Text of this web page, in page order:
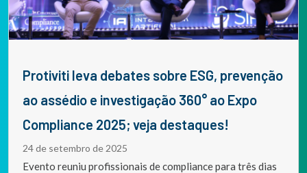
Protiviti leva debates sobre ESG, prevenção
ao assédio e investigação 360° ao Expo
Compliance 2025; veja destaques!
24 de setembro de 2025
Evento reuniu profissionais de compliance para três dias